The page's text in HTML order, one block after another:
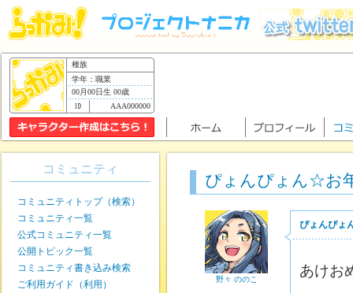
種族
学年：職業
00月00日生 00歳
AAA000000
ぴょんぴょん☆お
野々 ののこ
ぴょんぴょ
あけお
コミュニティ
コミュニティトップ（検索）
コミュニティ一覧
公式コミュニティ一覧
公開トピック一覧
コミュニティ書き込み検索
ご利用ガイド（利用）